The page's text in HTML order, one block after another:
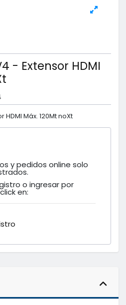
- Extensor HDMI
HDMI Máx. 120Mt noXt
y pedidos online solo
o ingresar por
en: